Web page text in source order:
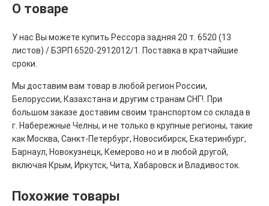
О товаре
У нас Вы можете купить Рессора задняя 20 т. 6520 (13
листов) / БЗРП 6520-2912012/1. Поставка в кратчайшие
сроки.
Мы доставим вам товар в любой регион России,
Белоруссии, Казахстана и другим странам СНГ!. При
большом заказе доставим своим транспортом со склада в
г. Набережные Челны, и не только в крупные регионы, такие
как Москва, Санкт-Петербург, Новосибирск, Екатеринбург,
Барнаул, Новокузнецк, Кемерово но и в любой другой,
включая Крым, Иркутск, Чита, Хабаровск и Владивосток.
Похожие товары